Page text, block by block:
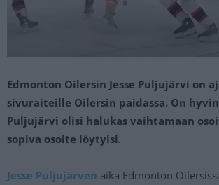
Edmonton Oilersin Jesse Puljujärvi on
sivuraiteille Oilersin paidassa. On
Puljujärvi olisi halukas vaihtamaan
sopiva osoite löytyisi.
Jesse Puljujärven aika Edmonton